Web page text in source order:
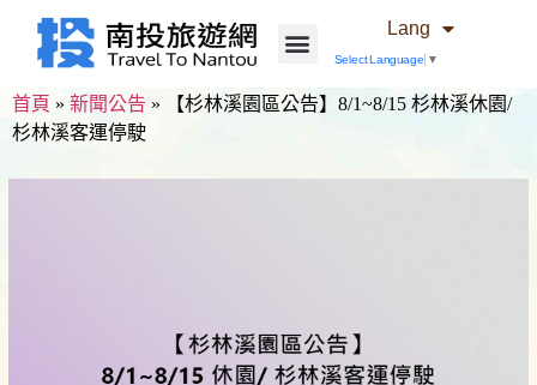
Lang
Select Language ▼
首頁 » 新聞公告 »
【杉林溪園區公告】8/1~8/15 杉林溪休園/
杉林溪客運停駛